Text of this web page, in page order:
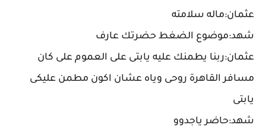
عثمان:ماله سلامته
شهد:موضوع الضغط حضرتك عارف
عثمان:ربنا يطمنك عليه يابتى على العموم على كان
مسافر القاهرة روحى وياه عشان اكون مطمن عليكى
يابتى
شهد:حاضر ياجدوو